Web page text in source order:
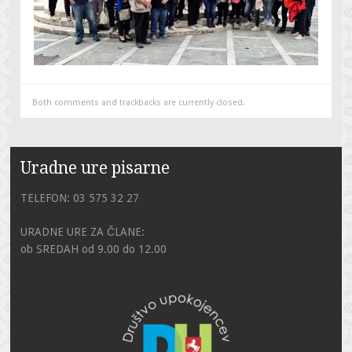
Both comments and trackbacks are currently closed.
Uradne ure pisarne
TELEFON: 03 575 32 27
URADNE URE ZA ČLANE:
ob SREDAH od 9.00 do 12.00